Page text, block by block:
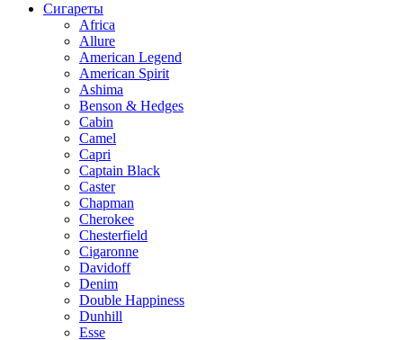
Сигареты
Africa
Allure
American Legend
American Spirit
Ashima
Benson & Hedges
Cabin
Camel
Capri
Captain Black
Caster
Chapman
Cherokee
Chesterfield
Cigaronne
Davidoff
Denim
Double Happiness
Dunhill
Esse